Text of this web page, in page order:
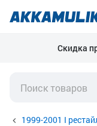
Скидка
1999-2001 I